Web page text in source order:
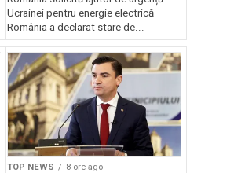
Ucrainei pentru energie electrică
România a declarat stare de...
TOP NEWS 8 ore ago